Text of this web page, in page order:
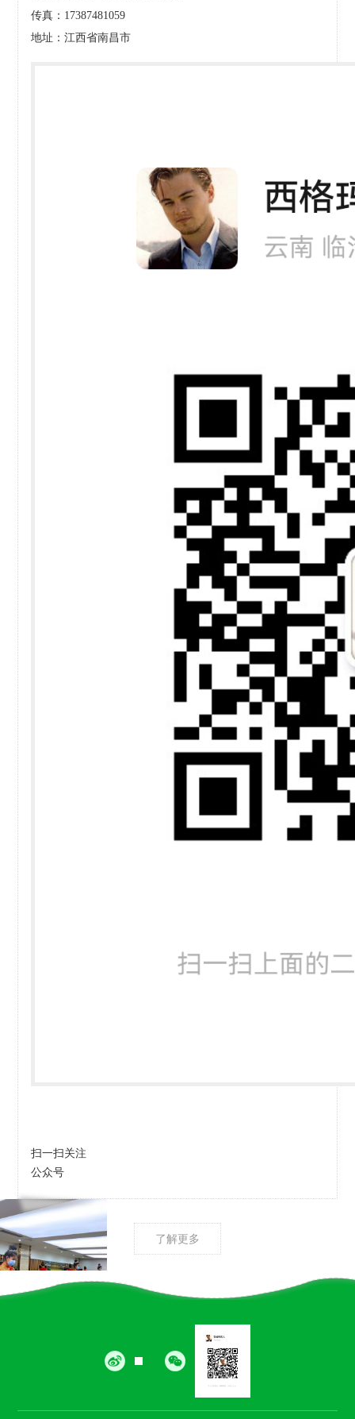
传真：17387481059
地址：江西省南昌市
扫一扫关注
公众号
了解更多